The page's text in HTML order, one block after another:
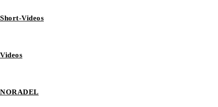
Short-Videos
Videos
NORADEL